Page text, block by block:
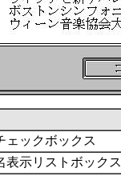
ェックボックス
表示リストボックス